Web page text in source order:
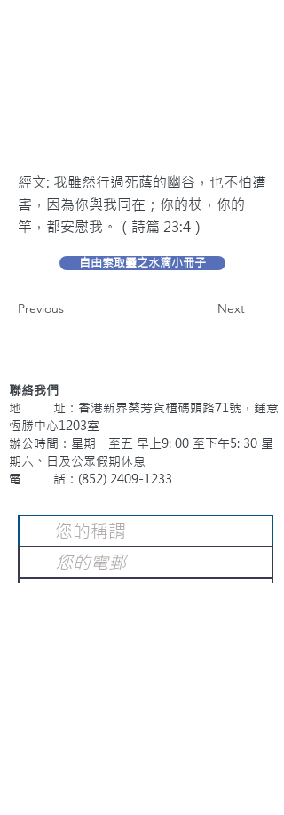
經文: 我雖然行過死蔭的幽谷，也不怕遭
害，因為你與我同在；你的杖，你的
竿，都安慰我。（詩篇 23:4）
自由索取靈之水滴小冊子
Previous Next
聯絡我們
地 址：香港新界葵芳貨櫃碼頭路71號，鍾意
恆勝中心1203室
辦公時間：星期一至五 早上9: 00 至下午5: 30 星
期六、日及公眾假期休息
電 話：(852) 2409-1233